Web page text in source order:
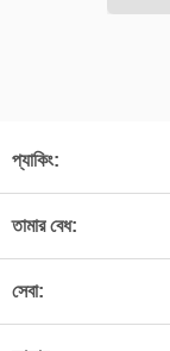
প্যাকিং:
তামার বেধ:
সেবা: